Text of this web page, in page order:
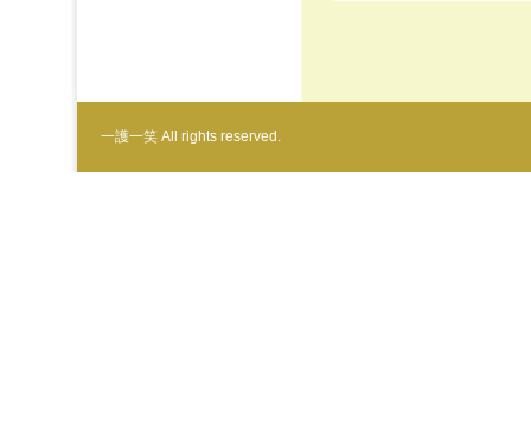
一護一笑 All rights reserved.